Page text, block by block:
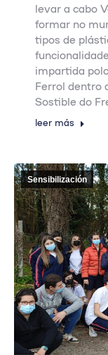
levar a cabo
formar no
tipos de
impartida
Ferrol dentro
Sostible
leer más
Sensibilización